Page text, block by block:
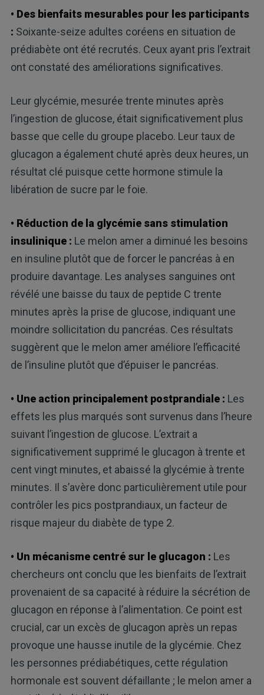
• Des bienfaits mesurables pour les participants
: Soixante-seize adultes coréens en situation de
prédiabète ont été recrutés. Ceux ayant pris l’extrait
ont constaté des améliorations significatives.
Leur glycémie, mesurée trente minutes après
l’ingestion de glucose, était significativement plus
basse que celle du groupe placebo. Leur taux de
glucagon a également chuté après deux heures, un
résultat clé puisque cette hormone stimule la
libération de sucre par le foie.
• Réduction de la glycémie sans stimulation
insulinique : Le melon amer a diminué les besoins
en insuline plutôt que de forcer le pancréas à en
produire davantage. Les analyses sanguines ont
révélé une baisse du taux de peptide C trente
minutes après la prise de glucose, indiquant une
moindre sollicitation du pancréas. Ces résultats
suggèrent que le melon amer améliore l’efficacité
de l’insuline plutôt que d’épuiser le pancréas.
• Une action principalement postprandiale : Les
effets les plus marqués sont survenus dans l’heure
suivant l’ingestion de glucose. L’extrait a
significativement supprimé le glucagon à trente et
cent vingt minutes, et abaissé la glycémie à trente
minutes. Il s’avère donc particulièrement utile pour
contrôler les pics postprandiaux, un facteur de
risque majeur du diabète de type 2.
• Un mécanisme centré sur le glucagon : Les
chercheurs ont conclu que les bienfaits de l’extrait
provenaient de sa capacité à réduire la sécrétion de
glucagon en réponse à l’alimentation. Ce point est
crucial, car un excès de glucagon après un repas
provoque une hausse inutile de la glycémie. Chez
les personnes prédiabétiques, cette régulation
hormonale est souvent défaillante ; le melon amer a